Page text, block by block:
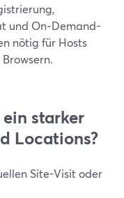
und On‑Demand-
nötig für Hosts
starker
Locations?
Site-Visit oder